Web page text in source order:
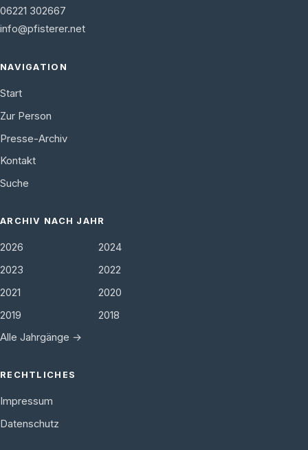
06221 302667
info@pfisterer.net
NAVIGATION
Start
Zur Person
Presse-Archiv
Kontakt
Suche
ARCHIV NACH JAHR
2026
2024
2023
2022
2021
2020
2019
2018
Alle Jahrgänge →
RECHTLICHES
Impressum
Datenschutz